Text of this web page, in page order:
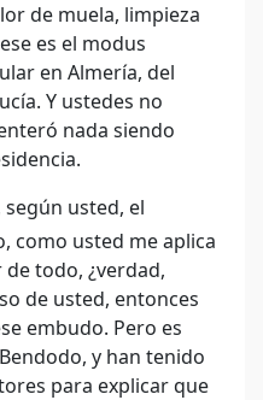
de muela, limpieza
es el modus
en Almería, del
Y ustedes no
nada siendo
usted, el
como usted me aplica
todo, ¿verdad,
de usted, entonces
embudo. Pero es
y han tenido
para explicar que